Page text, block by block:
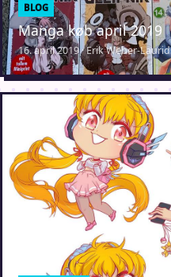
BLOG
Manga køb april 2019
16. april 2019 · Erik Weber-